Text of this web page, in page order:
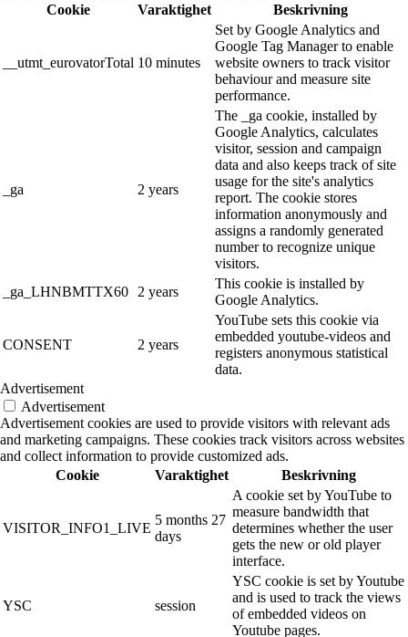
Cookie
Varaktighet Beskrivning
__utmt_eurovatorTotal 10 minutes
Set by Google Analytics and
Google Tag Manager to enable
website owners to track visitor
behaviour and measure site
performance.
_ga 2 years
The _ga cookie, installed by
Google Analytics, calculates
visitor, session and campaign
data and also keeps track of site
usage for the site's analytics
report. The cookie stores
information anonymously and
assigns a randomly generated
number to recognize unique
visitors.
_ga_LHNBMTTX60
2 years
This cookie is installed by
Google Analytics.
CONSENT 2 years
YouTube sets this cookie via
embedded youtube-videos and
registers anonymous statistical
data.
Advertisement
Advertisement
Advertisement cookies are used to provide visitors with relevant ads
and marketing campaigns. These cookies track visitors across websites
and collect information to provide customized ads.
Cookie
Varaktighet Beskrivning
VISITOR_INFO1_LIVE
5 months 27
days
A cookie set by YouTube to
measure bandwidth that
determines whether the user
gets the new or old player
interface.
YSC session
YSC cookie is set by Youtube
and is used to track the views
of embedded videos on
Youtube pages.